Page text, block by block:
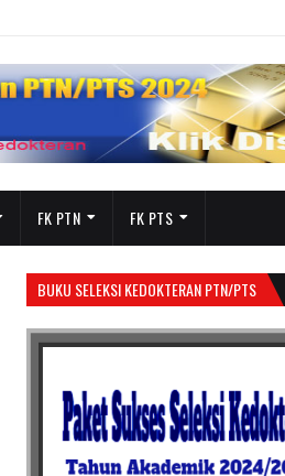
FK PTN FK PTS
BUKU SELEKSI KEDOKTERAN PTN/PTS